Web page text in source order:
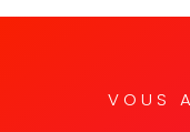
VOUS